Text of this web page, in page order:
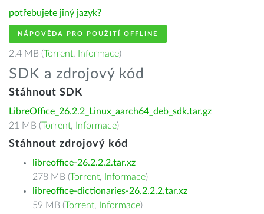
potřebujete jiný jazyk?
NÁPOVĚDA PRO POUŽITÍ OFFLINE
2.4 MB (Torrent, Informace)
SDK a zdrojový kód
Stáhnout SDK
LibreOffice_26.2.2_Linux_aarch64_deb_sdk.tar.gz
21 MB (Torrent, Informace)
Stáhnout zdrojový kód
libreoffice-26.2.2.2.tar.xz
278 MB (Torrent, Informace)
libreoffice-dictionaries-26.2.2.2.tar.xz
59 MB (Torrent, Informace)